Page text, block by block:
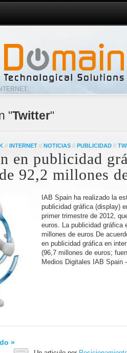
"Twitter"
// INTERNET // NOTICIAS // PUBLICIDAD //
en publicidad
92,2 millones
IAB Spain ha realizado la
publicidad gráfica (display)
primer trimestre de 2012,
euros. La publicidad gráfica
millones de euros De
en publicidad gráfica en
(96,7 millones de euros;
Medios Digitales IAB Spain
»